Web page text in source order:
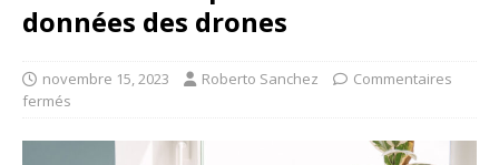
données des drones
novembre 15, 2023 Roberto Sanchez
Commentaires
fermés